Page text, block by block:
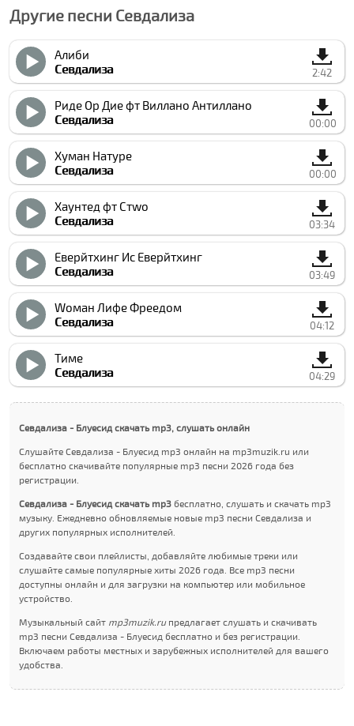
Другие песни Севдализа
Алиби
Севдализа
2:42
Риде Ор Дие фт Виллано Антиллано
Севдализа
00:00
Хуман Натуре
Севдализа
00:00
Хаунтед фт Стwо
Севдализа
03:34
Еверйтхинг Ис Еверйтхинг
Севдализа
03:49
Wоман Лифе Фреедом
Севдализа
04:12
Тиме
Севдализа
04:29
Севдализа - Блуеcид скачать mp3, слушать онлайн
Слушайте Севдализа - Блуеcид mp3 онлайн на mp3muzik.ru или
бесплатно скачивайте популярные mp3 песни 2026 года без
регистрации.
Севдализа - Блуеcид скачать mp3 бесплатно, слушать и скачать mp3
музыку. Ежедневно обновляемые новые mp3 песни Севдализа и
других популярных исполнителей.
Создавайте свои плейлисты, добавляйте любимые треки или
слушайте самые популярные хиты 2026 года. Все mp3 песни
доступны онлайн и для загрузки на компьютер или мобильное
устройство.
Музыкальный сайт mp3muzik.ruпредлагает слушать и скачивать
mp3 песни Севдализа - Блуеcид бесплатно и без регистрации.
Включаем работы местных и зарубежных исполнителей для вашего
удобства.